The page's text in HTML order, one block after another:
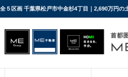
区画 千葉県松戸市中金杉4丁目｜2,690万円の